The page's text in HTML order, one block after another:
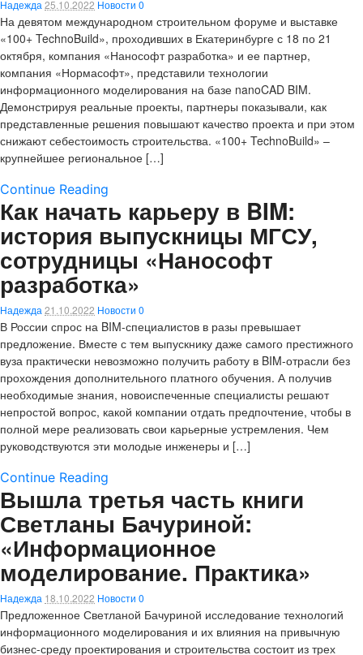
Надежда 25.10.2022 Новости 0
На девятом международном строительном форуме и выставке
«100+ TechnoBuild», проходивших в Екатеринбурге с 18 по 21
октября, компания «Нанософт разработка» и ее партнер,
компания «Нормасофт», представили технологии
информационного моделирования на базе nanoCAD BIM.
Демонстрируя реальные проекты, партнеры показывали, как
представленные решения повышают качество проекта и при этом
снижают себестоимость строительства. «100+ TechnoBuild» –
крупнейшее региональное […]
Continue Reading
Как начать карьеру в BIM:
история выпускницы МГСУ,
сотрудницы «Нанософт
разработка»
Надежда 21.10.2022 Новости 0
В России спрос на BIM-специалистов в разы превышает
предложение. Вместе с тем выпускнику даже самого престижного
вуза практически невозможно получить работу в BIM-отрасли без
прохождения дополнительного платного обучения. А получив
необходимые знания, новоиспеченные специалисты решают
непростой вопрос, какой компании отдать предпочтение, чтобы в
полной мере реализовать свои карьерные устремления. Чем
руководствуются эти молодые инженеры и […]
Continue Reading
Вышла третья часть книги
Светланы Бачуриной:
«Информационное
моделирование. Практика»
Надежда 18.10.2022 Новости 0
Предложенное Светланой Бачуриной исследование технологий
информационного моделирования и их влияния на привычную
бизнес-среду проектирования и строительства состоит из трех